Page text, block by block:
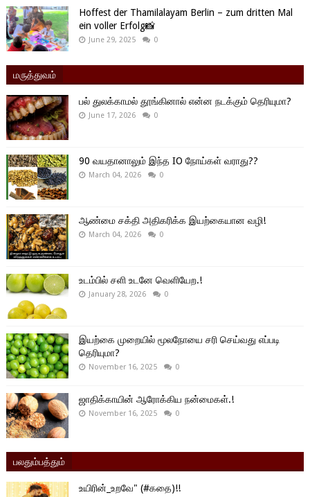
Hoffest der Thamilalayam Berlin – zum dritten Mal
ein voller Erfolg📸
June 29, 2025 0
மருத்துவம்
பல் துலக்காமல் தூங்கினால் என்ன நடக்கும் தெரியுமா?
June 17, 2026 0
90 வயதானாலும் இந்த IO நோய்கள் வராது??
March 04, 2026 0
ஆண்மை சக்தி அதிகரிக்க இயற்கையான வழி!
March 04, 2026 0
உடம்பில் சளி உடனே வெளியேற.!
January 28, 2026 0
இயற்கை முறையில் மூலநோயை சரி செய்வது எப்படி
தெரியுமா?
November 16, 2025 0
ஜாதிக்காயின் ஆரோக்கிய நன்மைகள்.!
November 16, 2025 0
பலதும்பத்தும்
உயிரின்_உறவே" (#கதை)!!